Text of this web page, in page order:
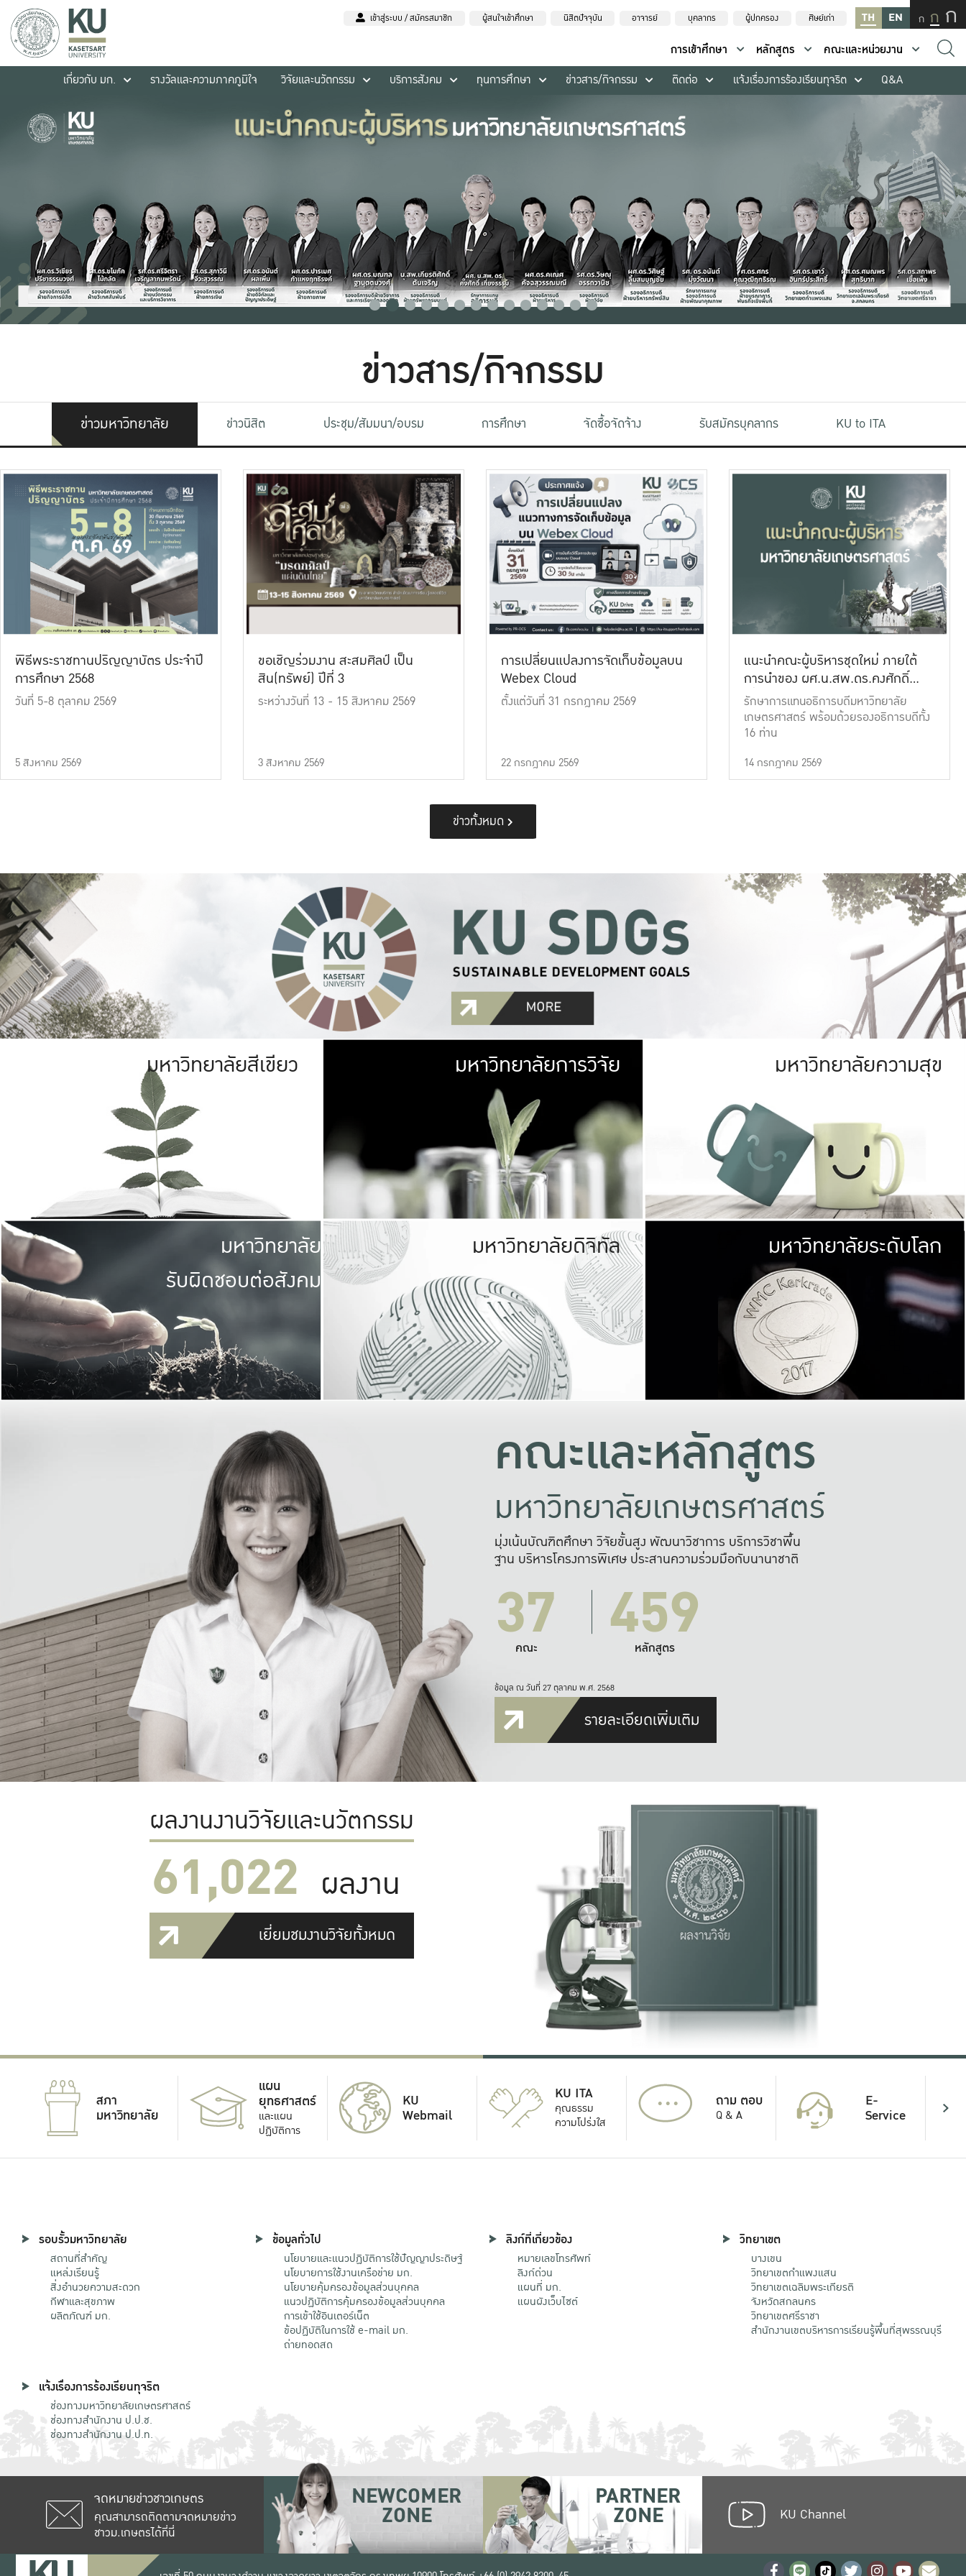
เข้าสู่ระบบ / สมัครสมาชิก ผู้สนใจเข้าศึกษา นิสิตปัจจุบัน อาจารย์ บุคลากร ผู้ปกครอง ศิษย์เก่า TH EN ก ก ก
การเข้าศึกษา หลักสูตร
คณะและหน่วยงาน
เกี่ยวกับ มก.
รางวัลและความภาคภูมิใจ วิจัยและนวัตกรรม บริการสังคม ทุนการศึกษา ข่าวสาร/กิจกรรม ติดต่อ แจ้งเรื่องการร้องเรียนทุจริต Q&A
ข่าวสาร/กิจกรรม
ข่าวมหาวิทยาลัย ข่าวนิสิต ประชุม/สัมมนา/อบรม การศึกษา จัดซื้อจัดจ้าง รับสมัครบุคลากร KU to ITA
พิธีพระราชทานปริญญาบัตร ประจำปี
การศึกษา 2568
วันที่ 5-8 ตุลาคม 2569
5 สิงหาคม 2569
ขอเชิญร่วมงาน สะสมศิลป์ เป็น
สิน(ทรัพย์) ปีที่ 3
ระหว่างวันที่ 13 - 15 สิงหาคม 2569
3 สิงหาคม 2569
การเปลี่ยนแปลงการจัดเก็บข้อมูลบน
Webex Cloud
ตั้งแต่วันที่ 31 กรกฎาคม 2569
22 กรกฎาคม 2569
แนะนำคณะผู้บริหารชุดใหม่ ภายใต้
การนำของ ผศ.น.สพ.ดร.คงศักดิ์
เที่ยงธรรม
รักษาการแทนอธิการบดีมหาวิทยาลัย
เกษตรศาสตร์ พร้อมด้วยรองอธิการบดีทั้ง
16 ท่าน
14 กรกฎาคม 2569
ข่าวทั้งหมด
มหาวิทยาลัยสีเขียว มหาวิทยาลัย
เกษตรศาสตร์ มีพื้นที่เขียวสดใส หนาแน่น
เป็นป่าในเมือง (URBAN FOREST)
เกษตรในเมือง (URBAN AGRICULTURE)
ที่นับรวมกันได้ประมาณ 1,400 ไร่
มหาวิทยาลัยการวิจัย มหาวิทยาลัย
ให้กับประชาชน
มหาวิทยาลัยความสุข
มหาวิทยาลัย
รับผิดชอบต่อสังคม
มหาวิทยาลัยรับผิดชอบต่อสังคม
ร่วมมือกับชุมชน เพื่อความกินดีอยู่ดี
และความสุขอย่างยั่งยืน
มองปัญหาในภาพกว้าง
แก้ไขจากปัญหาจุดเล็กๆ
มหาวิทยาลัยดิจิทัล มหาวิทยา
พร้อมที่จ
และผลักดันในการใช้ระบบส
เพื่อการทำงานแ
มหาวิทยาลัยระดับโลก
คณะและหลักสูตร
มหาวิทยาลัยเกษตรศาสตร์
มุ่งเน้นบัณฑิตศึกษา วิจัยขั้นสูง พัฒนาวิชาการ บริการวิชาพื้น
ฐาน บริหารโครงการพิเศษ ประสานความร่วมมือกับนานาชาติ
37
คณะ 459
หลักสูตร
ข้อมูล ณ วันที่ 27 ตุลาคม พ.ศ. 2568
รายละเอียดเพิ่มเติม
ผลงานงานวิจัยและนวัตกรรม
61,022 ผลงาน
เยี่ยมชมงานวิจัยทั้งหมด
สภา
มหาวิทยาลัย
แผน
ยุทธศาสตร์
และแผน
ปฏิบัติการ
KU
Webmail
KU ITA
คุณธรรม
ความโปร่งใส
... ถาม ตอบ
Q & A
E-
Service
รอบรั้วมหาวิทยาลัย
สถานที่สำคัญ
แหล่งเรียนรู้
สิ่งอำนวยความสะดวก
กีฬาและสุขภาพ
ผลิตภัณฑ์ มก.
ข้อมูลทั่วไป
นโยบายและแนวปฏิบัติการใช้ปัญญาประดิษฐ์
นโยบายการใช้งานเครือข่าย มก.
นโยบายคุ้มครองข้อมูลส่วนบุคคล
แนวปฏิบัติการคุ้มครองข้อมูลส่วนบุคคล
การเข้าใช้อินเตอร์เน็ต
ข้อปฏิบัติในการใช้ e-mail มก.
ถ่ายทอดสด
ลิงก์ที่เกี่ยวข้อง
หมายเลขโทรศัพท์
ลิงก์ด่วน
แผนที่ มก.
แผนผังเว็บไซต์
วิทยาเขต
บางเขน
วิทยาเขตกําแพงแสน
วิทยาเขตเฉลิมพระเกียรติ
จังหวัดสกลนคร
วิทยาเขตศรีราชา
สำนักงานเขตบริหารการเรียนรู้พื้นที่สุพรรณบุรี
แจ้งเรื่องการร้องเรียนทุจริต
ช่องทางมหาวิทยาลัยเกษตรศาสตร์
ช่องทางสำนักงาน ป.ป.ช.
ช่องทางสำนักงาน ป.ป.ท.
จดหมายข่าวชาวเกษตร
คุณสามารถติดตามจดหมายข่าว
ชาวม.เกษตรได้ที่นี่
NEWCOMER
ZONE
PARTNER
ZONE KU Channel